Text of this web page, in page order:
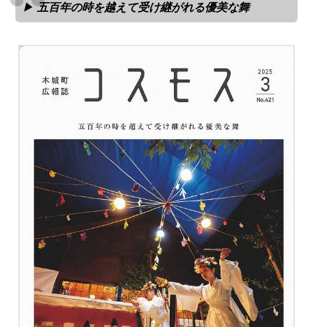
五百年の時を越えて受け継がれる優美な舞